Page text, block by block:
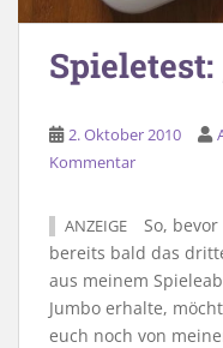
2. Oktober 2010
Kommentar
ANZEIGE
So, bevor
bereits bald das
aus meinem
Jumbo erhalte,
euch noch von